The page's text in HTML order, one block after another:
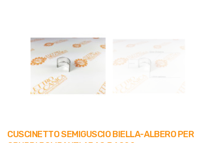
CUSCINETTO SEMIGUSCIO BIELLA-ALBERO PER